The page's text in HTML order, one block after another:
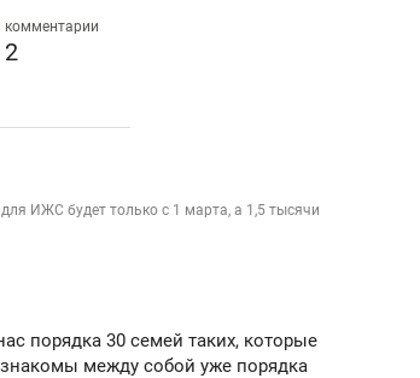
комментарии
2
ИЖС будет только с 1 марта, а 1,5 тысячи
порядка 30 семей таких, которые
между собой уже порядка